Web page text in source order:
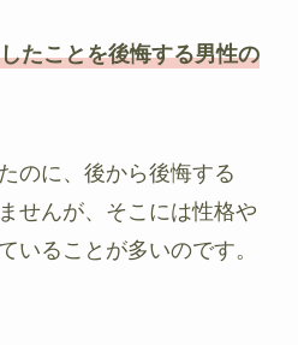
たことを後悔する男性の
のに、後から後悔する
せんが、そこには性格や
いることが多いのです。